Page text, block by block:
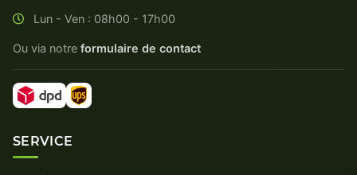
Lun - Ven : 08h00 - 17h00
Ou via notre formulaire de contact
SERVICE